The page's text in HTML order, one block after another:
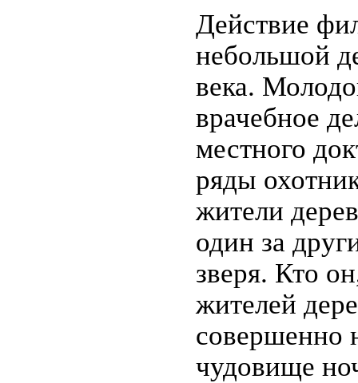
Действие
небольшой
века.
врачебное
местного
ряды
жители
один за
зверя. Кто
жителей
совершенно
чудовище